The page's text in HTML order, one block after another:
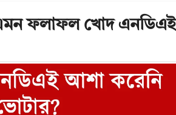
ফলাফল খোদ এনডিএই